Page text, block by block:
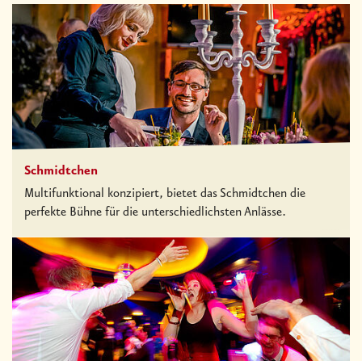
Schmidtchen
Multifunktional konzipiert, bietet das Schmidtchen die
perfekte Bühne für die unterschiedlichsten Anlässe.